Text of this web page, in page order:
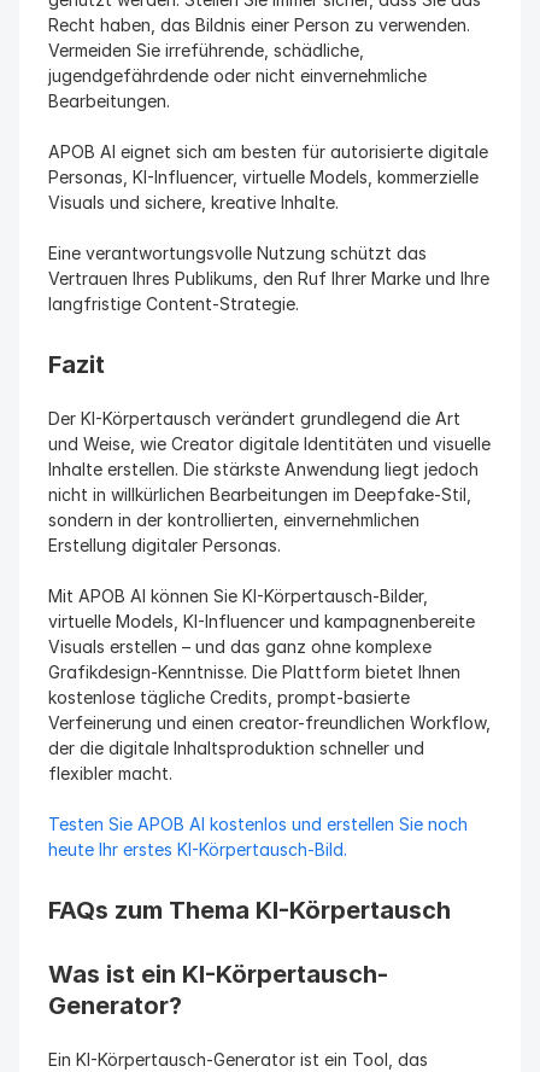
Recht haben, das Bildnis einer Person zu verwenden.
Vermeiden Sie irreführende, schädliche,
jugendgefährdende oder nicht einvernehmliche
Bearbeitungen.
APOB AI eignet sich am besten für autorisierte digitale
Personas, KI-Influencer, virtuelle Models, kommerzielle
Visuals und sichere, kreative Inhalte.
Eine verantwortungsvolle Nutzung schützt das
Vertrauen Ihres Publikums, den Ruf Ihrer Marke und Ihre
langfristige Content-Strategie.
Fazit
Der KI-Körpertausch verändert grundlegend die Art
und Weise, wie Creator digitale Identitäten und visuelle
Inhalte erstellen. Die stärkste Anwendung liegt jedoch
nicht in willkürlichen Bearbeitungen im Deepfake-Stil,
sondern in der kontrollierten, einvernehmlichen
Erstellung digitaler Personas.
Mit APOB AI können Sie KI-Körpertausch-Bilder,
virtuelle Models, KI-Influencer und kampagnenbereite
Visuals erstellen – und das ganz ohne komplexe
Grafikdesign-Kenntnisse. Die Plattform bietet Ihnen
kostenlose tägliche Credits, prompt-basierte
Verfeinerung und einen creator-freundlichen Workflow,
der die digitale Inhaltsproduktion schneller und
flexibler macht.
Testen Sie APOB AI kostenlos und erstellen Sie noch
heute Ihr erstes KI-Körpertausch-Bild.
FAQs zum Thema KI-Körpertausch
Was ist ein KI-Körpertausch-
Generator?
Ein KI-Körpertausch-Generator ist ein Tool, das